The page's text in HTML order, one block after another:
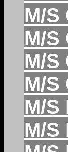
M/S
M/S
M/S
M/S
M/S
M/S